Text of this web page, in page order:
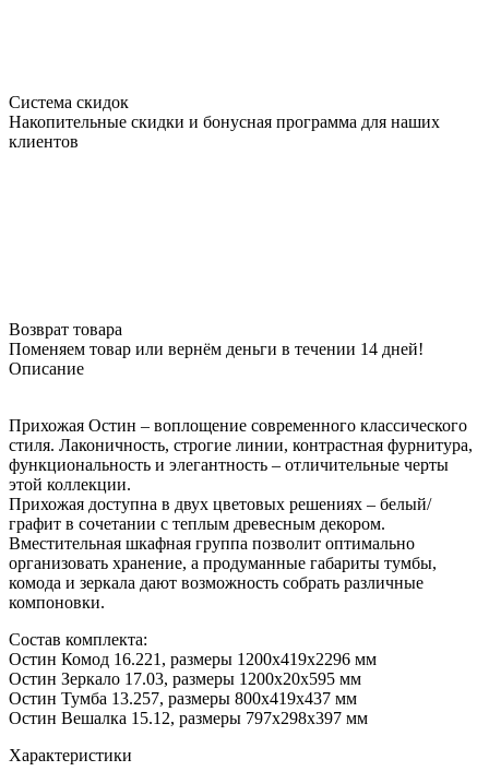
Система скидок
Накопительные скидки и бонусная программа для наших
клиентов
Возврат товара
Поменяем товар или вернём деньги в течении 14 дней!
Описание
Прихожая Остин – воплощение современного классического
стиля. Лаконичность, строгие линии, контрастная фурнитура,
функциональность и элегантность – отличительные черты
этой коллекции.
Прихожая доступна в двух цветовых решениях – белый/
графит в сочетании с теплым древесным декором.
Вместительная шкафная группа позволит оптимально
организовать хранение, а продуманные габариты тумбы,
комода и зеркала дают возможность собрать различные
компоновки.
Состав комплекта:
Остин Комод 16.221, размеры 1200х419х2296 мм
Остин Зеркало 17.03, размеры 1200х20х595 мм
Остин Тумба 13.257, размеры 800х419х437 мм
Остин Вешалка 15.12, размеры 797х298х397 мм
Характеристики